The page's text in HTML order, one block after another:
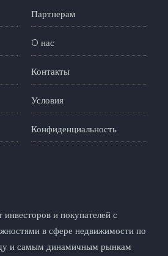
Партнерам
O нас
Контакты
Условия
Конфиденциальность
инвесторов и покупателей с
в сфере недвижимости по
и самым динамичным рынкам